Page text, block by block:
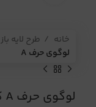
خانه طرح لایه باز
لوگوی حرف A
لوگوی حرف A کد 174